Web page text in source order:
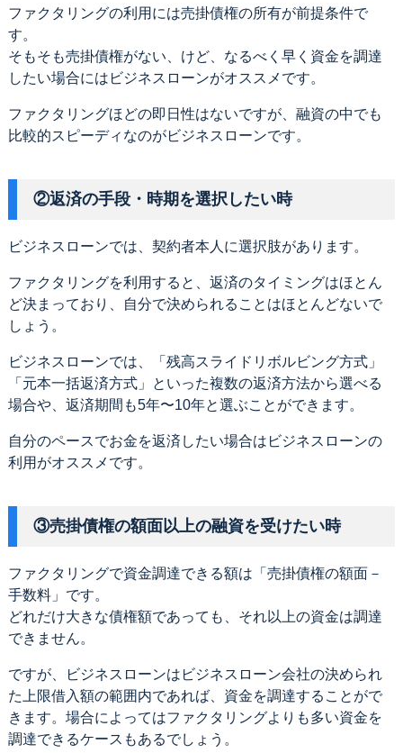
ファクタリングの利用には売掛債権の所有が前提条件で
す。
そもそも売掛債権がない、けど、なるべく早く資金を調達
したい場合にはビジネスローンがオススメです。
ファクタリングほどの即日性はないですが、融資の中でも
比較的スピーディなのがビジネスローンです。
②返済の手段・時期を選択したい時
ビジネスローンでは、契約者本人に選択肢があります。
ファクタリングを利用すると、返済のタイミングはほとん
ど決まっており、自分で決められることはほとんどないで
しょう。
ビジネスローンでは、「残高スライドリボルビング方式」
「元本一括返済方式」といった複数の返済方法から選べる
場合や、返済期間も5年〜10年と選ぶことができます。
自分のペースでお金を返済したい場合はビジネスローンの
利用がオススメです。
③売掛債権の額面以上の融資を受けたい時
ファクタリングで資金調達できる額は「売掛債権の額面－
手数料」です。
どれだけ大きな債権額であっても、それ以上の資金は調達
できません。
ですが、ビジネスローンはビジネスローン会社の決められ
た上限借入額の範囲内であれば、資金を調達することがで
きます。場合によってはファクタリングよりも多い資金を
調達できるケースもあるでしょう。